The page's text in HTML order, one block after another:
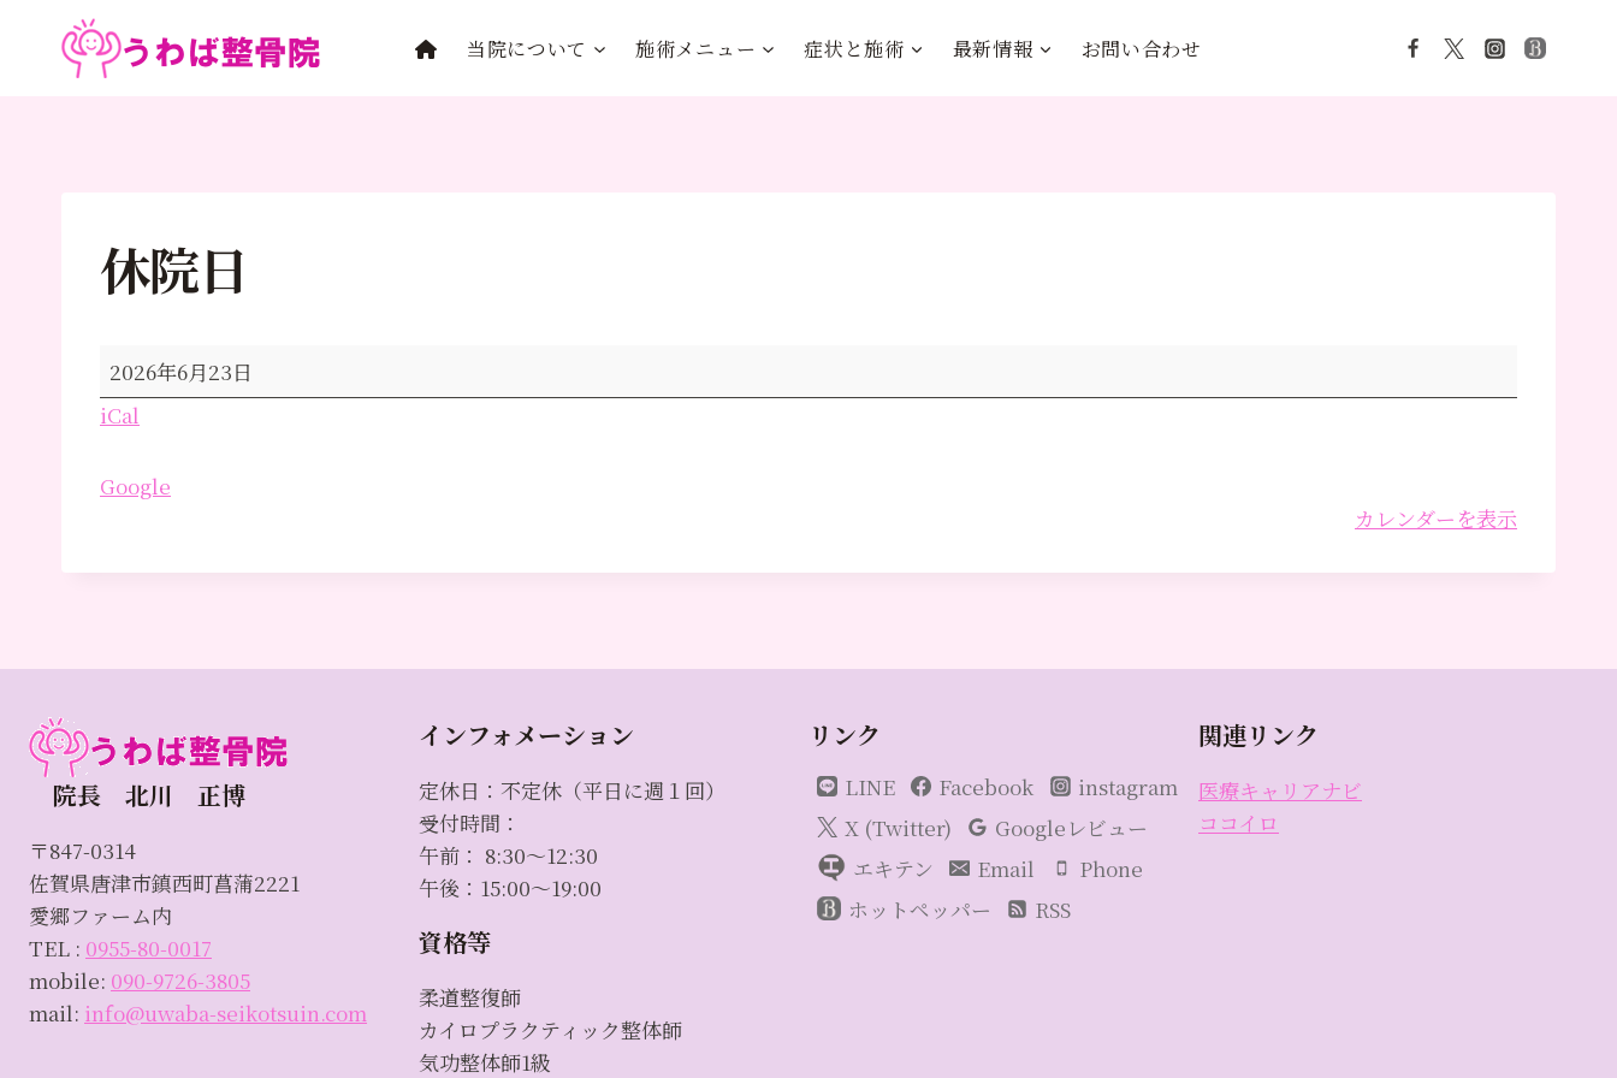
当院について 施術メニュー 症状と施術 最新情報 お問い合わせ
休院日
休
院
日
2026年6月23日
iCal
Google
カレンダーを表示
院長 北川 正博
〒847-0314
佐賀県唐津市鎮西町菖蒲2221
愛郷ファーム内
TEL : 0955-80-0017
mobile: 090-9726-3805
mail: info@uwaba-seikotsuin.com
インフォメーション
定休日：不定休（平日に週１回）
受付時間：
午前： 8:30～12:30
午後：15:00～19:00
資格等
柔道整復師
カイロプラクティック整体師
気功整体師1級
リンク
LINE Facebook
instagram
X (Twitter)
Googleレビュー
エキテン
Email
Phone
ホットペッパー
RSS
関連リンク
医療キャリアナビ
ココイロ